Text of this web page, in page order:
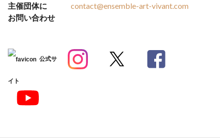
主催団体に
お問い合わせ
contact@ensemble-art-vivant.com
公式サ
イト